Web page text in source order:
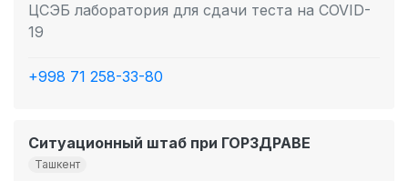
ЦСЭБ лаборатория для сдачи теста на COVID-
19
+998 71 258-33-80
Ситуационный штаб при ГОРЗДРАВЕ
Ташкент